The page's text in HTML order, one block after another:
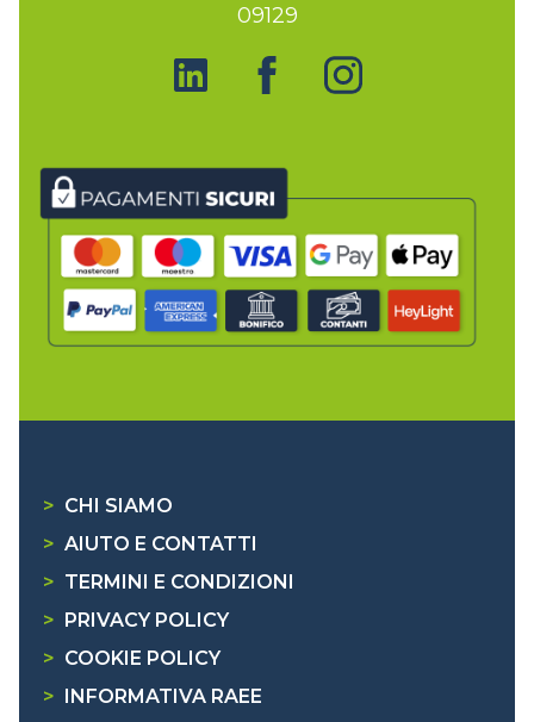
09129
> CHI SIAMO
> AIUTO E CONTATTI
> TERMINI E CONDIZIONI
>
PRIVACY POLICY
> COOKIE POLICY
>
INFORMATIVA RAEE